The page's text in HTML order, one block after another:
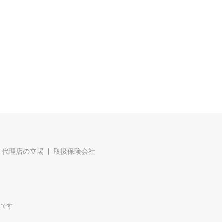
代理店の立場 取扱保険会社
す